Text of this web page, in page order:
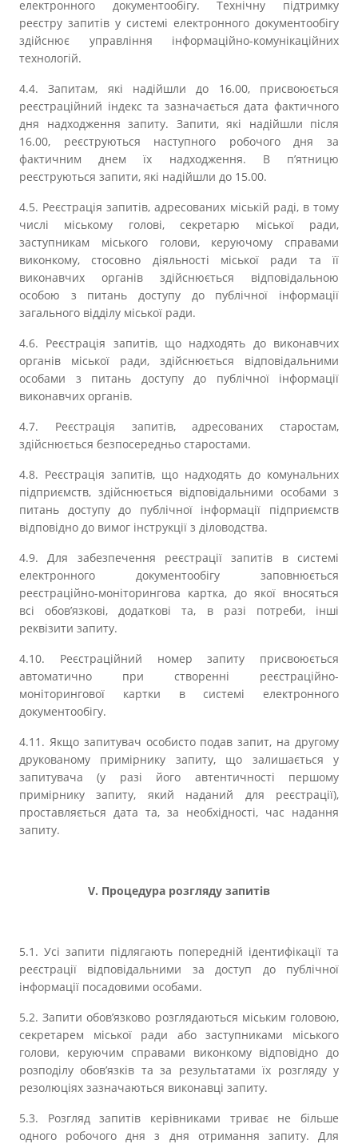
електронного документообігу. Технічну підтримку
реєстру запитів у системі електронного документообігу
здійснює управління інформаційно-комунікаційних
технологій.
4.4. Запитам, які надійшли до 16.00, присвоюється
реєстраційний індекс та зазначається дата фактичного
дня надходження запиту. Запити, які надійшли після
16.00, реєструються наступного робочого дня за
фактичним днем їх надходження. В п’ятницю
реєструються запити, які надійшли до 15.00.
4.5. Реєстрація запитів, адресованих міській раді, в тому
числі міському голові, секретарю міської ради,
заступникам міського голови, керуючому справами
виконкому, стосовно діяльності міської ради та її
виконавчих органів здійснюється відповідальною
особою з питань доступу до публічної інформації
загального відділу міської ради.
4.6. Реєстрація запитів, що надходять до виконавчих
органів міської ради, здійснюється відповідальними
особами з питань доступу до публічної інформації
виконавчих органів.
4.7. Реєстрація запитів, адресованих старостам,
здійснюється безпосередньо старостами.
4.8. Реєстрація запитів, що надходять до комунальних
підприємств, здійснюється відповідальними особами з
питань доступу до публічної інформації підприємств
відповідно до вимог інструкції з діловодства.
4.9. Для забезпечення реєстрації запитів в системі
електронного документообігу заповнюється
реєстраційно-моніторингова картка, до якої вносяться
всі обов’язкові, додаткові та, в разі потреби, інші
реквізити запиту.
4.10. Реєстраційний номер запиту присвоюється
автоматично при створенні реєстраційно-
моніторингової картки в системі електронного
документообігу.
4.11. Якщо запитувач особисто подав запит, на другому
друкованому примірнику запиту, що залишається у
запитувача (у разі його автентичності першому
примірнику запиту, який наданий для реєстрації),
проставляється дата та, за необхідності, час надання
запиту.
V. Процедура розгляду запитів
5.1. Усі запити підлягають попередній ідентифікації та
реєстрації відповідальними за доступ до публічної
інформації посадовими особами.
5.2. Запити обов’язково розглядаються міським головою,
секретарем міської ради або заступниками міського
голови, керуючим справами виконкому відповідно до
розподілу обов’язків та за результатами їх розгляду у
резолюціях зазначаються виконавці запиту.
5.3. Розгляд запитів керівниками триває не більше
одного робочого дня з дня отримання запиту. Для